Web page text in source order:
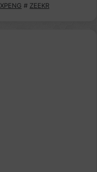
XPENG # ZEEKR